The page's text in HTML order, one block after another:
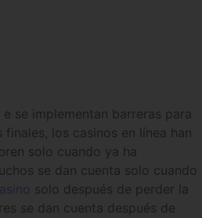
se implementan barreras para
los casinos en línea han
solo cuando ya ha
se dan cuenta solo cuando
solo después de perder la
se dan cuenta después de